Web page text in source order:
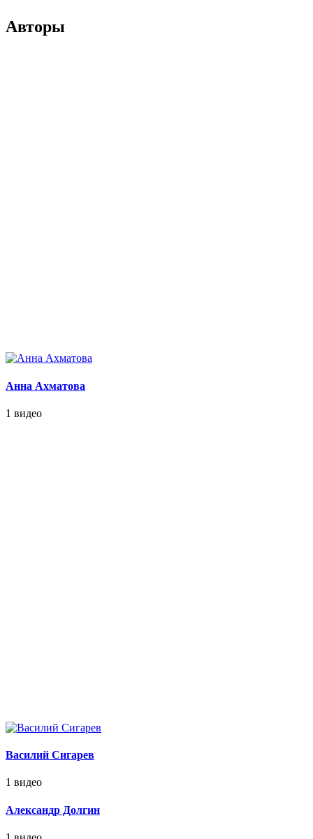
Авторы
Анна Ахматова
1 видео
Василий Сигарев
1 видео
Александр Долгин